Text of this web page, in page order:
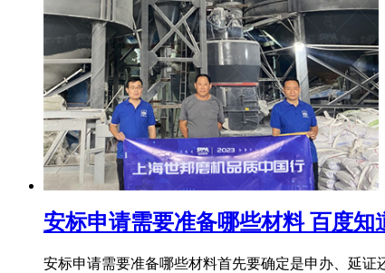
安标申请需要准备哪些材料 百度知
安标申请需要准备哪些材料首先要确定是申办、延